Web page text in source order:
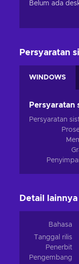
Belum ada
Persyaratan
WINDOWS
Persyaratan
Persyaratan
Detail lainnya
Bahasa
Tanggal rilis
Penerbit
Pengembang